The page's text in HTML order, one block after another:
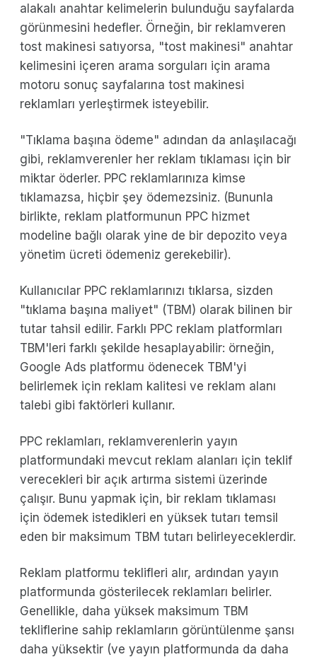
alakalı anahtar kelimelerin bulunduğu sayfalarda
görünmesini hedefler. Örneğin, bir reklamveren
tost makinesi satıyorsa, "tost makinesi" anahtar
kelimesini içeren arama sorguları için arama
motoru sonuç sayfalarına tost makinesi
reklamları yerleştirmek isteyebilir.
"Tıklama başına ödeme" adından da anlaşılacağı
gibi, reklamverenler her reklam tıklaması için bir
miktar öderler. PPC reklamlarınıza kimse
tıklamazsa, hiçbir şey ödemezsiniz. (Bununla
birlikte, reklam platformunun PPC hizmet
modeline bağlı olarak yine de bir depozito veya
yönetim ücreti ödemeniz gerekebilir).
Kullanıcılar PPC reklamlarınızı tıklarsa, sizden
"tıklama başına maliyet" (TBM) olarak bilinen bir
tutar tahsil edilir. Farklı PPC reklam platformları
TBM'leri farklı şekilde hesaplayabilir: örneğin,
Google Ads platformu ödenecek TBM'yi
belirlemek için reklam kalitesi ve reklam alanı
talebi gibi faktörleri kullanır.
PPC reklamları, reklamverenlerin yayın
platformundaki mevcut reklam alanları için teklif
verecekleri bir açık artırma sistemi üzerinde
çalışır. Bunu yapmak için, bir reklam tıklaması
için ödemek istedikleri en yüksek tutarı temsil
eden bir maksimum TBM tutarı belirleyeceklerdir.
Reklam platformu teklifleri alır, ardından yayın
platformunda gösterilecek reklamları belirler.
Genellikle, daha yüksek maksimum TBM
tekliflerine sahip reklamların görüntülenme şansı
daha yüksektir (ve yayın platformunda da daha